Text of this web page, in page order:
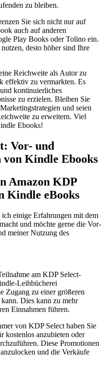
zu bleiben.
Sie sich nicht nur auf
auch auf anderen
Play Books oder ⁤Tolino ein.
desto höher sind ⁤Ihre
Reichweite als Autor zu
effektiv zu vermarkten. Es
‌kontinuierliches
zu ​erzielen. Bleiben Sie
und seien
zu erweitern. Viel
Ebooks!
Vor- und
Kindle Ebooks
Amazon KDP
Kindle ⁣eBooks
einige Erfahrungen mit dem⁤
und möchte gerne die Vor-
⁣meiner Nutzung des
am KDP Select-
Leihbücherei
Zugang zu einer größeren
Dies kann zu mehr
Einnahmen führen.
von KDP Select‌ haben Sie
kostenlos‌ anzubieten oder
Diese Promotionen
und die Verkäufe